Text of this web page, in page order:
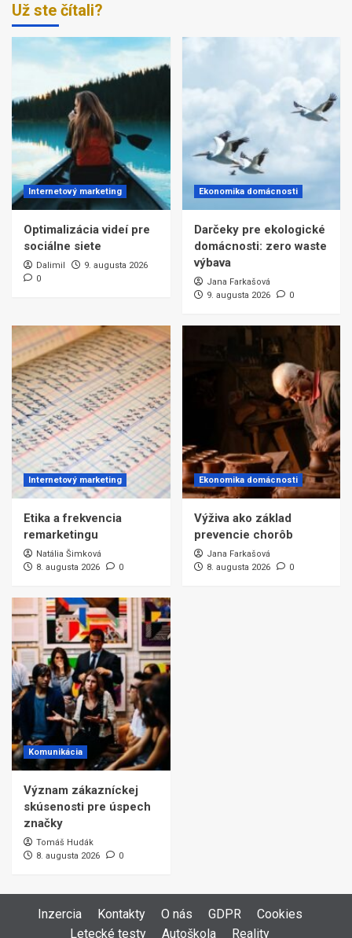
Už ste čítali?
Internetový marketing
Optimalizácia videí pre
sociálne siete
Dalimil
9. augusta 2026
0
Ekonomika domácnosti
Darčeky pre ekologické
domácnosti: zero waste
výbava
Jana Farkašová
9. augusta 2026
0
Internetový marketing
Etika a frekvencia
remarketingu
Natália Šimková
8. augusta 2026
0
Ekonomika domácnosti
Výživa ako základ
prevencie chorôb
Jana Farkašová
8. augusta 2026
0
Komunikácia
Význam zákazníckej
skúsenosti pre úspech
značky
Tomáš Hudák
8. augusta 2026
0
Inzercia Kontakty O nás GDPR
Cookies
Letecké testy
Autoškola Reality